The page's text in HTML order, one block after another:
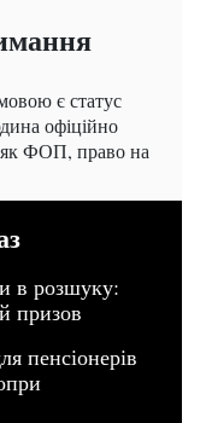
є статус
офіційно
як ФОП, право на
в розшуку:
призов
пенсіонерів